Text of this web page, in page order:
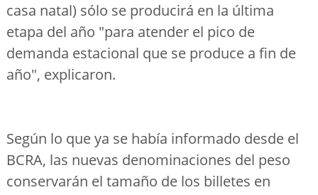
casa natal) sólo se producirá en la última
etapa del año "para atender el pico de
demanda estacional que se produce a fin de
año", explicaron.
Según lo que ya se había informado desde el
BCRA, las nuevas denominaciones del peso
conservarán el tamaño de los billetes en